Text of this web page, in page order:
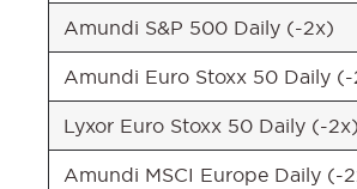
Amundi S&P 500 Daily (-2x)
Amundi Euro Stoxx 50 Daily
Lyxor Euro Stoxx 50 Daily (-2x)
Amundi MSCI Europe Daily (-